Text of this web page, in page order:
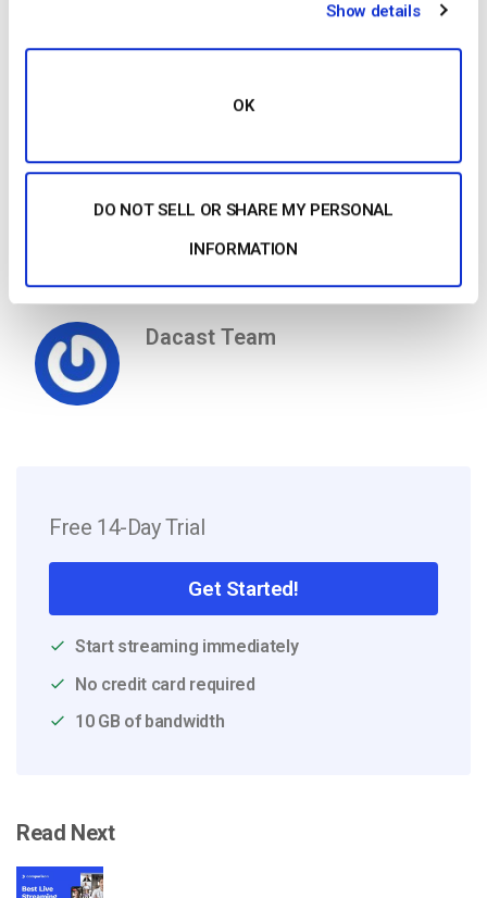
Show details
OK
DO NOT SELL OR SHARE MY PERSONAL
INFORMATION
.epxxxx.i.akamaientrypoint.net/EntryPoint
a nossa equipa de apoio técnico para podermos investigar o
canal original)
– Visite o nosso chat para receber mais assistência
Dacast Team
Free 14-Day Trial
Get Started!
Start streaming immediately
No credit card required
10 GB of bandwidth
Read Next